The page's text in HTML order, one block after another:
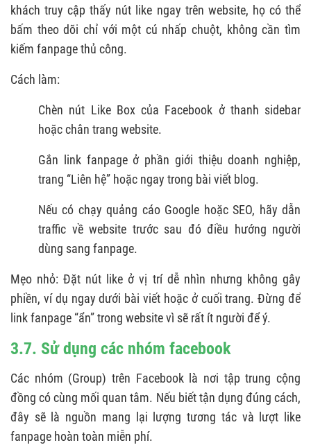
khách truy cập thấy nút like ngay trên website, họ có thể
bấm theo dõi chỉ với một cú nhấp chuột, không cần tìm
kiếm fanpage thủ công.
Cách làm:
Chèn nút Like Box của Facebook ở thanh sidebar
hoặc chân trang website.
Gắn link fanpage ở phần giới thiệu doanh nghiệp,
trang “Liên hệ” hoặc ngay trong bài viết blog.
Nếu có chạy quảng cáo Google hoặc SEO, hãy dẫn
traffic về website trước sau đó điều hướng người
dùng sang fanpage.
Mẹo nhỏ: Đặt nút like ở vị trí dễ nhìn nhưng không gây
phiền, ví dụ ngay dưới bài viết hoặc ở cuối trang. Đừng để
link fanpage “ẩn” trong website vì sẽ rất ít người để ý.
3.7. Sử dụng các nhóm facebook
Các nhóm (Group) trên Facebook là nơi tập trung cộng
đồng có cùng mối quan tâm. Nếu biết tận dụng đúng cách,
đây sẽ là nguồn mang lại lượng tương tác và lượt like
fanpage hoàn toàn miễn phí.